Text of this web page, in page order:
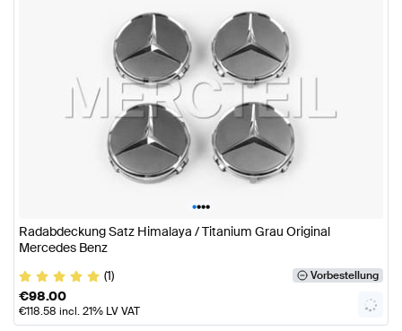
••••
Radabdeckung Satz Himalaya / Titanium Grau Original
Mercedes Benz
(1)
Vorbestellung
€98.00
€118.58 incl. 21% LV VAT